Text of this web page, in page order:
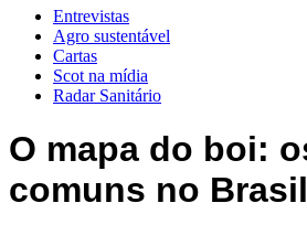
Entrevistas
Agro sustentável
Cartas
Scot na mídia
Radar Sanitário
O mapa do boi:
comuns no Brasil